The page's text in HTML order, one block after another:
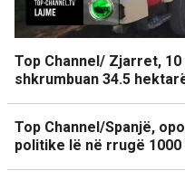
Top Channel/ Zjarret,
shkrumbuan 34.5
Top Channel/Spanjë,
politike lë në rrugë